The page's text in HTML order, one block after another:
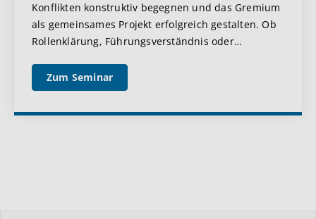
Konflikten konstruktiv begegnen und das Gremium
als gemeinsames Projekt erfolgreich gestalten. Ob
Rollenklärung, Führungsverständnis oder…
Zum Seminar